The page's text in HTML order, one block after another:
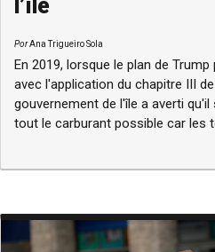
l’île
PorAna Trigueiro Sola
En 2019, lorsque le plan de
avec l'application du chapitre III
gouvernement de l'île a averti
tout le carburant possible car les